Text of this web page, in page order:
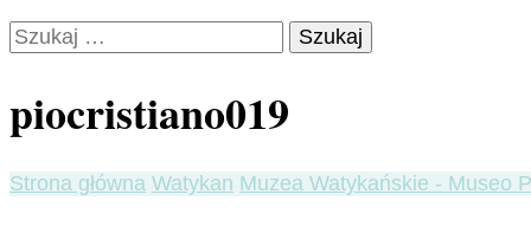
Szukaj:
piocristiano019
Strona główna Watykan Muzea Watykańskie - Museo